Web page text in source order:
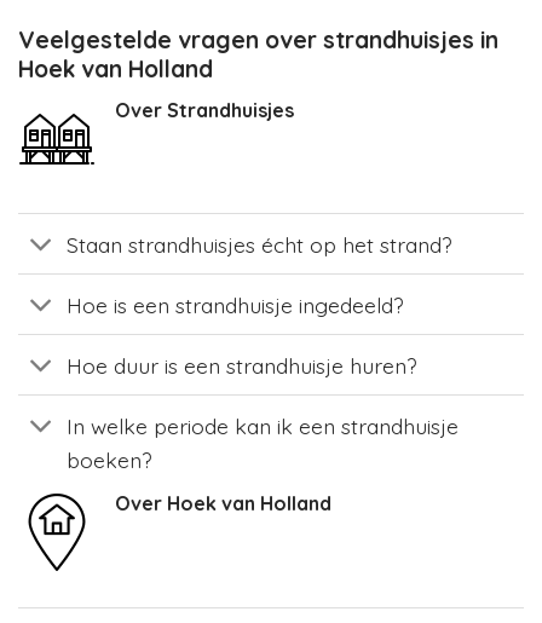
Veelgestelde vragen over strandhuisjes in
Hoek van Holland
Over Strandhuisjes
Staan strandhuisjes écht op het strand?
Hoe is een strandhuisje ingedeeld?
Hoe duur is een strandhuisje huren?
In welke periode kan ik een strandhuisje
boeken?
Over Hoek van Holland